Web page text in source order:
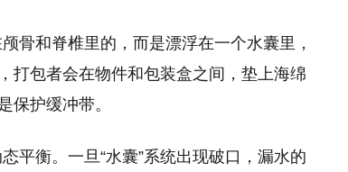
骨和脊椎里的，而是漂浮在一个水囊里，
打包者会在物件和包装盒之间，垫上海绵
保护缓冲带。
平衡。一旦“水囊”系统出现破口，漏水的